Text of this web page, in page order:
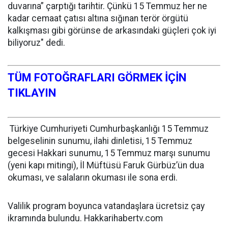
duvarına” çarptığı tarihtir. Çünkü 15 Temmuz her ne
kadar cemaat çatısı altına sığınan terör örgütü
kalkışması gibi görünse de arkasındaki güçleri çok iyi
biliyoruz" dedi.
TÜM FOTOĞRAFLARI GÖRMEK İÇİN
TIKLAYIN
Türkiye Cumhuriyeti Cumhurbaşkanlığı 15 Temmuz
belgeselinin sunumu, ilahi dinletisi, 15 Temmuz
gecesi Hakkari sunumu, 15 Temmuz marşı sunumu
(yeni kapı mitingi), İl Müftüsü Faruk Gürbüz’ün dua
okuması, ve salaların okuması ile sona erdi.
Valilik program boyunca vatandaşlara ücretsiz çay
ikramında bulundu. Hakkarihabertv.com